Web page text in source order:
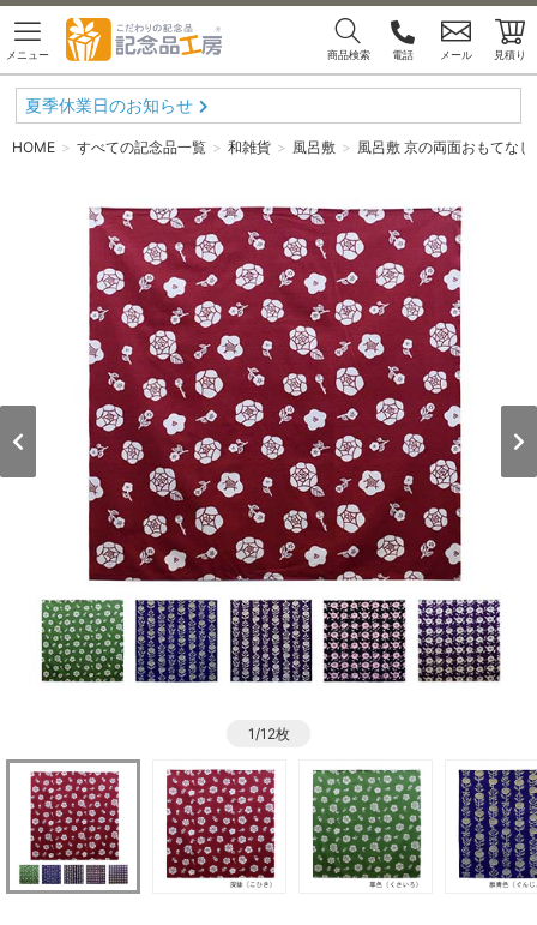
メニュー 商品検索 電話 メール 見積り
夏季休業日のお知らせ
HOME すべての記念品一覧 和雑貨 風呂敷 風呂敷 京の両面おもてな
1/12枚